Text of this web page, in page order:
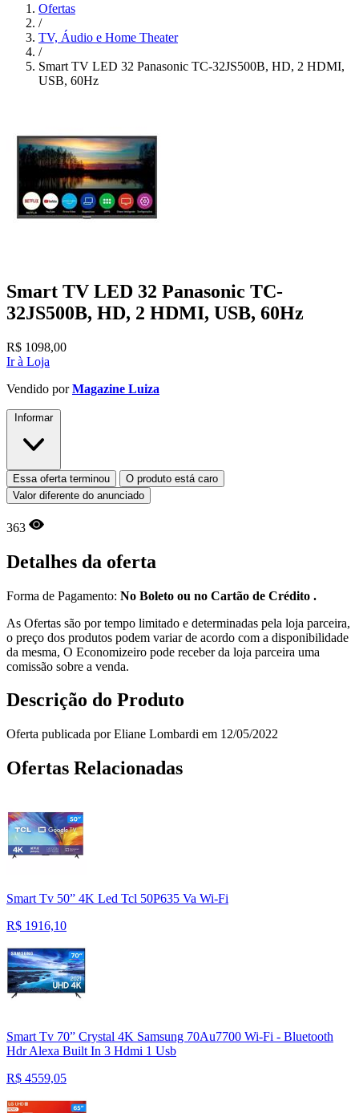
Ofertas
/
TV, Áudio e Home Theater
/
Smart TV LED 32 Panasonic TC-32JS500B, HD, 2 HDMI,
USB, 60Hz
Smart TV LED 32 Panasonic TC-
32JS500B, HD, 2 HDMI, USB, 60Hz
R$ 1098,00
Ir à Loja
Vendido porMagazine Luiza
Informar
Essa oferta terminou
O produto está caro
Valor diferente do anunciado
363
Detalhes da oferta
Forma de Pagamento: No Boleto ou no Cartão de Crédito .
As Ofertas são por tempo limitado e determinadas pela loja parceira,
o preço dos produtos podem variar de acordo com a disponibilidade
da mesma, O Economizeiro pode receber da loja parceira uma
comissão sobre a venda.
Descrição do Produto
Oferta publicada por Eliane Lombardi em 12/05/2022
Ofertas Relacionadas
Smart Tv 50” 4K Led Tcl 50P635 Va Wi-Fi
R$ 1916,10
Smart Tv 70” Crystal 4K Samsung 70Au7700 Wi-Fi - Bluetooth
Hdr Alexa Built In 3 Hdmi 1 Usb
R$ 4559,05